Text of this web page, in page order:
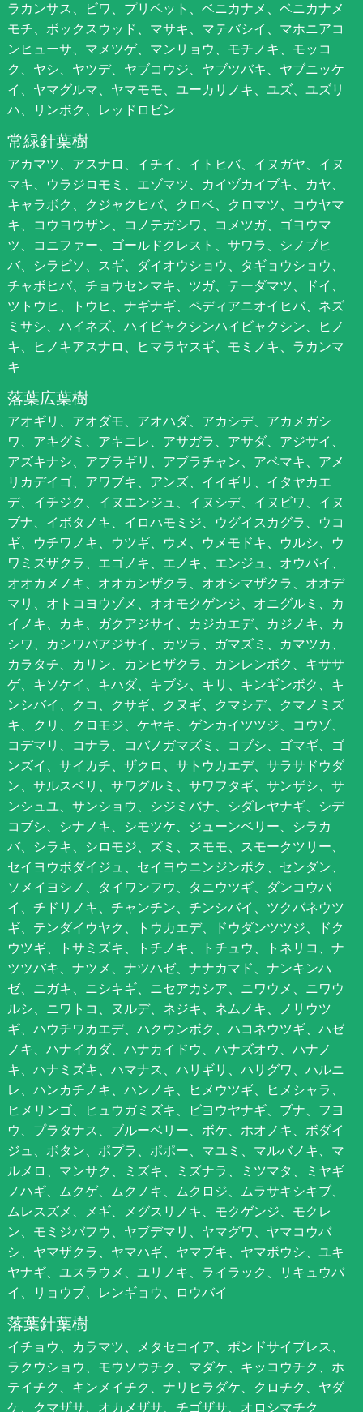
ラカンサス、ビワ、プリペット、ベニカナメ、ベニカナメ
モチ、ボックスウッド、マサキ、マテバシイ、マホニアコ
ンヒューサ、マメツゲ、マンリョウ、モチノキ、モッコ
ク、ヤシ、ヤツデ、ヤブコウジ、ヤブツバキ、ヤブニッケ
イ、ヤマグルマ、ヤマモモ、ユーカリノキ、ユズ、ユズリ
ハ、リンボク、レッドロビン
常緑針葉樹
アカマツ、アスナロ、イチイ、イトヒバ、イヌガヤ、イヌ
マキ、ウラジロモミ、エゾマツ、カイヅカイブキ、カヤ、
キャラボク、クジャクヒバ、クロベ、クロマツ、コウヤマ
キ、コウヨウザン、コノテガシワ、コメツガ、ゴヨウマ
ツ、コニファー、ゴールドクレスト、サワラ、シノブヒ
バ、シラビソ、スギ、ダイオウショウ、タギョウショウ、
チャボヒバ、チョウセンマキ、ツガ、テーダマツ、ドイ、
ツトウヒ、トウヒ、ナギナギ、ペディアニオイヒバ、ネズ
ミサシ、ハイネズ、ハイビャクシンハイビャクシン、ヒノ
キ、ヒノキアスナロ、ヒマラヤスギ、モミノキ、ラカンマ
キ
落葉広葉樹
アオギリ、アオダモ、アオハダ、アカシデ、アカメガシ
ワ、アキグミ、アキニレ、アサガラ、アサダ、アジサイ、
アズキナシ、アブラギリ、アブラチャン、アベマキ、アメ
リカデイゴ、アワブキ、アンズ、イイギリ、イタヤカエ
デ、イチジク、イヌエンジュ、イヌシデ、イヌビワ、イヌ
ブナ、イボタノキ、イロハモミジ、ウグイスカグラ、ウコ
ギ、ウチワノキ、ウツギ、ウメ、ウメモドキ、ウルシ、ウ
ワミズザクラ、エゴノキ、エノキ、エンジュ、オウバイ、
オオカメノキ、オオカンザクラ、オオシマザクラ、オオデ
マリ、オトコヨウゾメ、オオモクゲンジ、オニグルミ、カ
イノキ、カキ、ガクアジサイ、カジカエデ、カジノキ、カ
シワ、カシワバアジサイ、カツラ、ガマズミ、カマツカ、
カラタチ、カリン、カンヒザクラ、カンレンボク、キササ
ゲ、キソケイ、キハダ、キブシ、キリ、キンギンボク、キ
ンシバイ、クコ、クサギ、クヌギ、クマシデ、クマノミズ
キ、クリ、クロモジ、ケヤキ、ゲンカイツツジ、コウゾ、
コデマリ、コナラ、コバノガマズミ、コブシ、ゴマギ、ゴ
ンズイ、サイカチ、ザクロ、サトウカエデ、サラサドウダ
ン、サルスベリ、サワグルミ、サワフタギ、サンザシ、サ
ンシュユ、サンショウ、シジミバナ、シダレヤナギ、シデ
コブシ、シナノキ、シモツケ、ジューンベリー、シラカ
バ、シラキ、シロモジ、ズミ、スモモ、スモークツリー、
セイヨウボダイジュ、セイヨウニンジンボク、センダン、
ソメイヨシノ、タイワンフウ、タニウツギ、ダンコウバ
イ、チドリノキ、チャンチン、チンシバイ、ツクバネウツ
ギ、テンダイウヤク、トウカエデ、ドウダンツツジ、ドク
ウツギ、トサミズキ、トチノキ、トチュウ、トネリコ、ナ
ツツバキ、ナツメ、ナツハゼ、ナナカマド、ナンキンハ
ゼ、ニガキ、ニシキギ、ニセアカシア、ニワウメ、ニワウ
ルシ、ニワトコ、ヌルデ、ネジキ、ネムノキ、ノリウツ
ギ、ハウチワカエデ、ハクウンボク、ハコネウツギ、ハゼ
ノキ、ハナイカダ、ハナカイドウ、ハナズオウ、ハナノ
キ、ハナミズキ、ハマナス、ハリギリ、ハリグワ、ハルニ
レ、ハンカチノキ、ハンノキ、ヒメウツギ、ヒメシャラ、
ヒメリンゴ、ヒュウガミズキ、ビヨウヤナギ、ブナ、フヨ
ウ、プラタナス、ブルーベリー、ボケ、ホオノキ、ボダイ
ジュ、ボタン、ポプラ、ポポー、マユミ、マルバノキ、マ
ルメロ、マンサク、ミズキ、ミズナラ、ミツマタ、ミヤギ
ノハギ、ムクゲ、ムクノキ、ムクロジ、ムラサキシキブ、
ムレスズメ、メギ、メグスリノキ、モクゲンジ、モクレ
ン、モミジバフウ、ヤブデマリ、ヤマグワ、ヤマコウバ
シ、ヤマザクラ、ヤマハギ、ヤマブキ、ヤマボウシ、ユキ
ヤナギ、ユスラウメ、ユリノキ、ライラック、リキュウバ
イ、リョウブ、レンギョウ、ロウバイ
落葉針葉樹
イチョウ、カラマツ、メタセコイア、ポンドサイプレス、
ラクウショウ、モウソウチク、マダケ、キッコウチク、ホ
テイチク、キンメイチク、ナリヒラダケ、クロチク、ヤダ
ケ、クマザサ、オカメザサ、チゴザサ、オロシマチク